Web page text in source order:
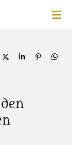
T
T
P
T